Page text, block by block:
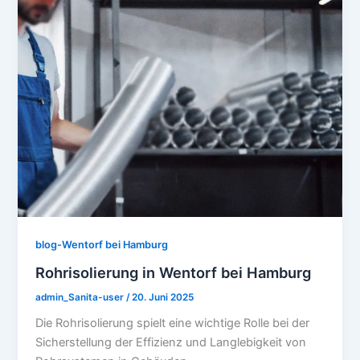
blog-Wentorf bei Hamburg
Rohrisolierung in Wentorf bei Hamburg
admin_Sanita-user /20. Juni 2025
Die Rohrisolierung spielt eine wichtige Rolle bei der
Sicherstellung der Effizienz und Langlebigkeit von